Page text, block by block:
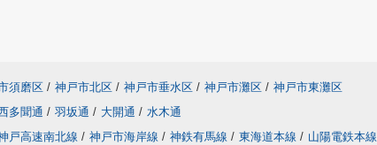
須磨区 / 神戸市北区 / 神戸市垂水区 / 神戸市灘区 / 神戸市東灘区
多聞通 / 羽坂通 / 大開通 / 水木通
戸高速南北線 / 神戸市海岸線 / 神鉄有馬線 / 東海道本線 / 山陽電鉄本線